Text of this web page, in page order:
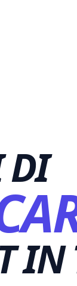
DI
IN